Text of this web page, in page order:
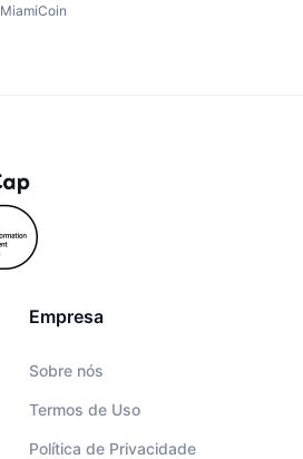
MiamiCoin
Empresa
Sobre nós
Termos de Uso
Política de Privacidade